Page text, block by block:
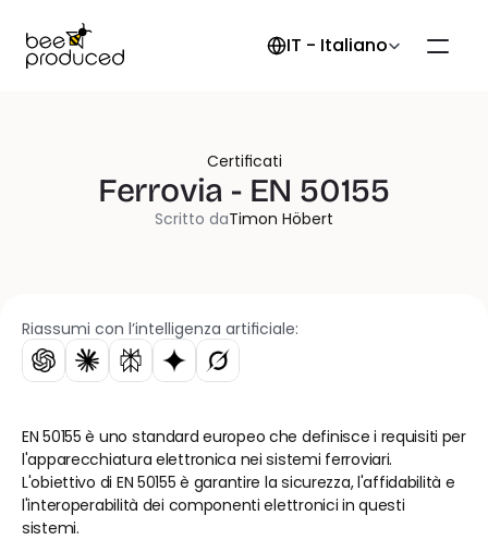
Certificati
Ferrovia - EN 50155
Scritto daTimon Höbert
Riassumi con l’intelligenza artificiale:
EN 50155 è uno standard europeo che definisce i requisiti per
l'apparecchiatura elettronica nei sistemi ferroviari.
L'obiettivo di EN 50155 è garantire la sicurezza, l'affidabilità e
l'interoperabilità dei componenti elettronici in questi
sistemi.
Select Language
IT - Italiano